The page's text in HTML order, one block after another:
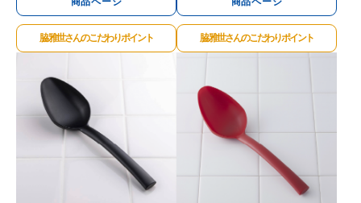
脇 雅世さんのこだわりポイント 脇 雅世さんのこだわりポイント